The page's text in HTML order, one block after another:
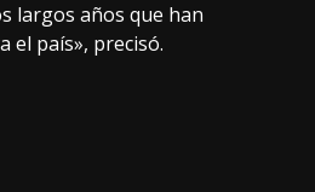
largos años que han
el país», precisó.